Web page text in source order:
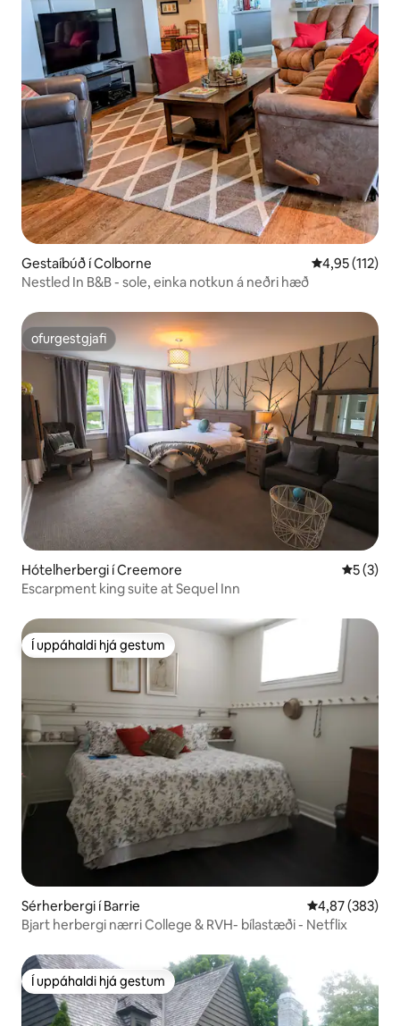
Gestaíbúð í Colborne 4,95 af 5 í
4,95 (112)
Nestled In B&B - sole, einka notkun á neðri hæð
ofurgestgjafi
ofurgestgjafi
Hótelherbergi í Creemore 5 af 5 í
5 (3)
Escarpment king suite at Sequel Inn
Í uppáhaldi hjá gestum
Í uppáhaldi hjá gestum
Sérherbergi í Barrie 4,87 af 5 í
4,87 (383)
Bjart herbergi nærri College & RVH- bílastæði - Netflix
Í uppáhaldi hjá gestum
Í uppáhaldi hjá gestum